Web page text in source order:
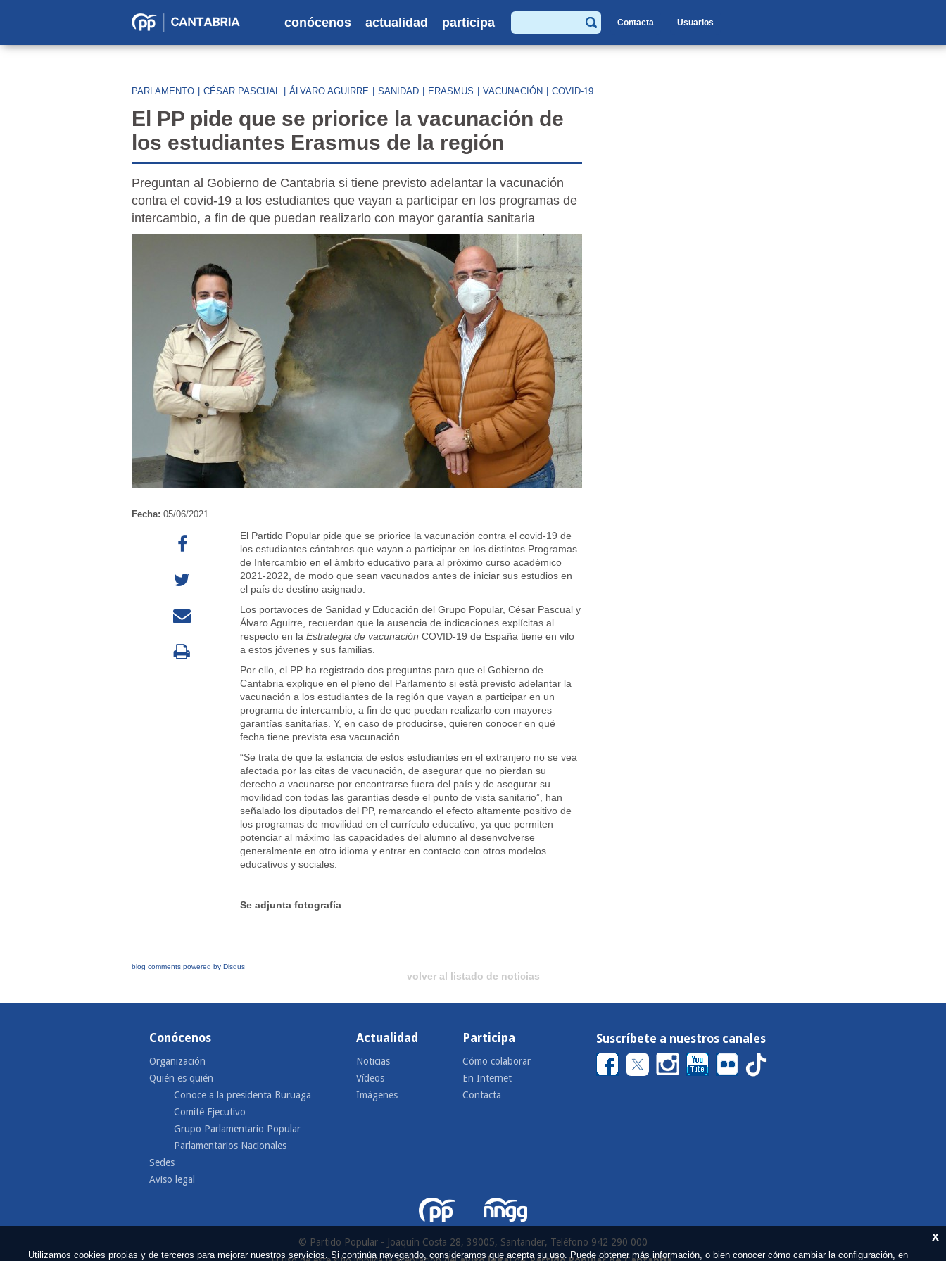
Partido
en
conócenos actualidad participa
Buscar
Contacta Usuarios
PARLAMENTO CÉSAR PASCUAL ÁLVARO AGUIRRE SANIDAD ERASMUS VACUNACIÓN COVID-19
El PP pide que se priorice la vacunación de
los estudiantes Erasmus de la región
Preguntan al Gobierno de Cantabria si tiene previsto adelantar la vacunación
contra el covid-19 a los estudiantes que vayan a participar en los programas de
intercambio, a fin de que puedan realizarlo con mayor garantía sanitaria
Fecha: 05/06/2021
El Partido Popular pide que se priorice la vacunación contra el covid-19 de
los estudiantes cántabros que vayan a participar en los distintos Programas
de Intercambio en el ámbito educativo para al próximo curso académico
2021-2022, de modo que sean vacunados antes de iniciar sus estudios en
el país de destino asignado.
Los portavoces de Sanidad y Educación del Grupo Popular, César Pascual y
Álvaro Aguirre, recuerdan que la ausencia de indicaciones explícitas al
respecto en la Estrategia de vacunación COVID-19 de España tiene en vilo
a estos jóvenes y sus familias.
Por ello, el PP ha registrado dos preguntas para que el Gobierno de
Cantabria explique en el pleno del Parlamento si está previsto adelantar la
vacunación a los estudiantes de la región que vayan a participar en un
programa de intercambio, a fin de que puedan realizarlo con mayores
garantías sanitarias. Y, en caso de producirse, quieren conocer en qué
fecha tiene prevista esa vacunación.
“Se trata de que la estancia de estos estudiantes en el extranjero no se vea
afectada por las citas de vacunación, de asegurar que no pierdan su
derecho a vacunarse por encontrarse fuera del país y de asegurar su
movilidad con todas las garantías desde el punto de vista sanitario”, han
señalado los diputados del PP, remarcando el efecto altamente positivo de
los programas de movilidad en el currículo educativo, ya que permiten
potenciar al máximo las capacidades del alumno al desenvolverse
generalmente en otro idioma y entrar en contacto con otros modelos
educativos y sociales.
Se adjunta fotografía
blog comments powered by Disqus
volver al listado de noticias
Conócenos
Organización
Quién es quién
Conoce a la presidenta Buruaga
Comité Ejecutivo
Grupo Parlamentario Popular
Parlamentarios Nacionales
Sedes
Aviso legal
Actualidad
Noticias
Vídeos
Imágenes
Participa
Cómo colaborar
En Internet
Contacta
Suscríbete a nuestros canales
© Partido Popular - Joaquín Costa 28, 39005, Santander, Teléfono 942 290 000
x
Utilizamos cookies propias y de terceros para mejorar nuestros servicios. Si continúa navegando, consideramos que acepta su uso. Puede obtener más información, o bien conocer cómo cambiar la configuración, en